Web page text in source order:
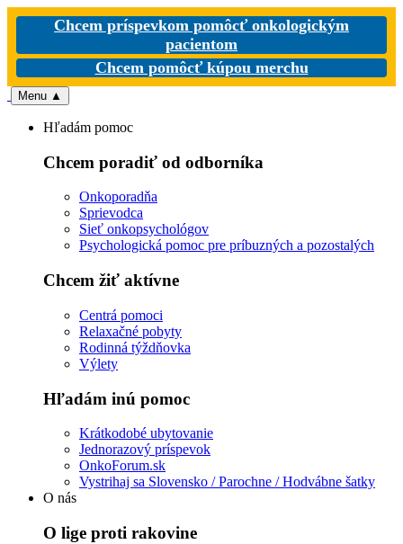
Chcem príspevkom pomôcť onkologickým
pacientom
Chcem pomôcť kúpou merchu
Menu ▲
Hľadám pomoc
Chcem poradiť od odborníka
Onkoporadňa
Sprievodca
Sieť onkopsychológov
Psychologická pomoc pre príbuzných a pozostalých
Chcem žiť aktívne
Centrá pomoci
Relaxačné pobyty
Rodinná týždňovka
Výlety
Hľadám inú pomoc
Krátkodobé ubytovanie
Jednorazový príspevok
OnkoForum.sk
Vystrihaj sa Slovensko / Parochne / Hodvábne šatky
O nás
O lige proti rakovine